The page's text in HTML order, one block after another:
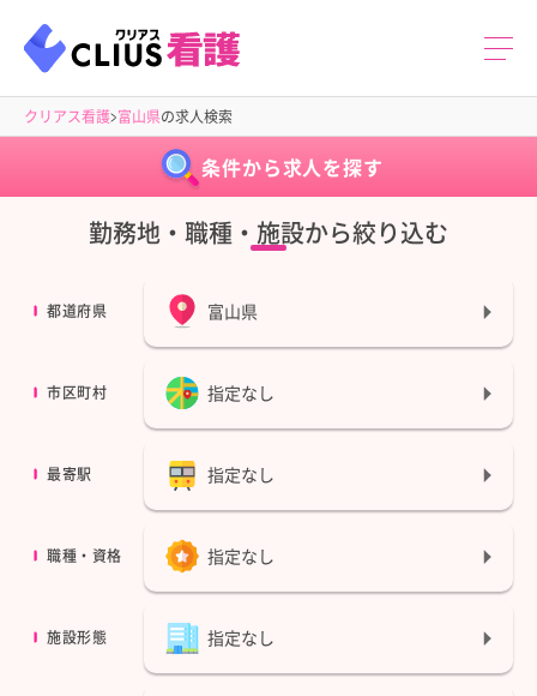
クリアス看護 富山県の求人検索
条件から求人を探す
勤務地・職種・施設から絞り込む
都道府県 富山県
市区町村 指定なし
最寄駅 指定なし
職種・資格 指定なし
施設形態 指定なし